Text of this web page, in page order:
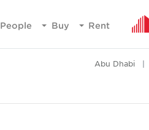
Rent
Buy
People
Abu Dhabi